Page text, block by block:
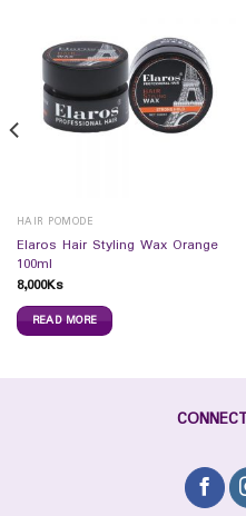
HAIR POMODE
Elaros Hair Styling Wax Orange
100ml
8,000Ks
READ MORE